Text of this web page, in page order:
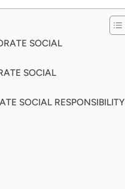
SOCIAL
SOCIAL
SOCIAL RESPONSIBILITY